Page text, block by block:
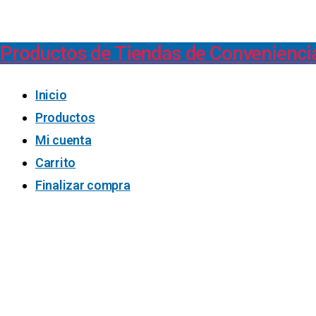
Productos de Tiendas de
Inicio
Productos
Mi cuenta
Carrito
Finalizar compra